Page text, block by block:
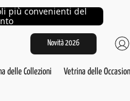
più convenienti del
Novità 2026
delle Collezioni Vetrina delle